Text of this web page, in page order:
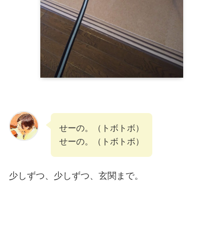
せーの。（トボトボ）
せーの。（トボトボ）
少しずつ、少しずつ、玄関まで。